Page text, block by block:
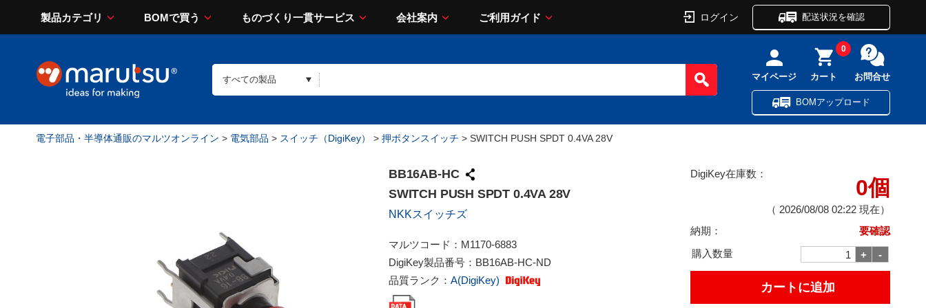
製品カテゴリ BOMで買う ものづくり一貫サービス 会社案内 ご利用ガイド ログイン 配送状況を確認
マイページ カート
0
お問合せ
BOMアップロード
電子部品・半導体通販のマルツオンライン > 電気部品 > スイッチ（DigiKey） > 押ボタンスイッチ > SWITCH PUSH SPDT 0.4VA 28V
BB16AB-HC
SWITCH PUSH SPDT 0.4VA 28V
NKKスイッチズ
マルツコード： M1170-6883
DigiKey製品番号： BB16AB-HC-ND
品質ランク： A(DigiKey)
DigiKey在庫数：
0個
（ 2026/08/08 02:22 現在）
納期：
要確認
購入数量